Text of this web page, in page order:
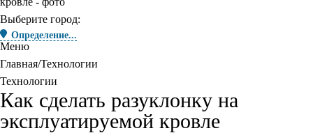
Выберите город:
Определение...
Меню
Главная Технологии
Технологии
Как сделать разуклонку на
эксплуатируемой кровле